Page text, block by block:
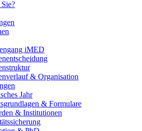
iMED
& Organisation
Jahr
& Formulare
& Institutionen